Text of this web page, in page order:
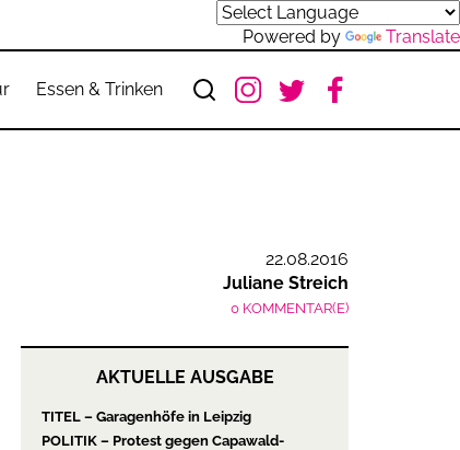
Powered by Translate
Essen & Trinken
22.08.2016
Juliane Streich
0 KOMMENTAR(E)
AKTUELLE AUSGABE
TITEL – Garagenhöfe in Leipzig
POLITIK – Protest gegen Capawald-